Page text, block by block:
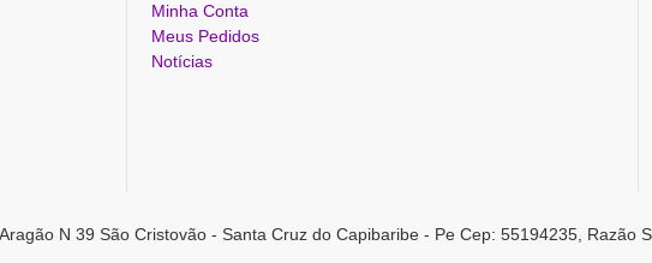
Minha Conta
Meus Pedidos
Notícias
N 39 São Cristovão - Santa Cruz do Capibaribe - Pe Cep: 55194235, Razão